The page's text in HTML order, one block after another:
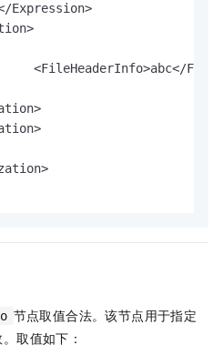
Expression>
节点取值合法。该节点用于指定
取值如下：